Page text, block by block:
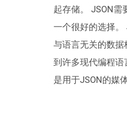
起存储。 JSON需
一个很好的选择。
与语言无关的数据
到许多现代编程
是用于JSON的媒